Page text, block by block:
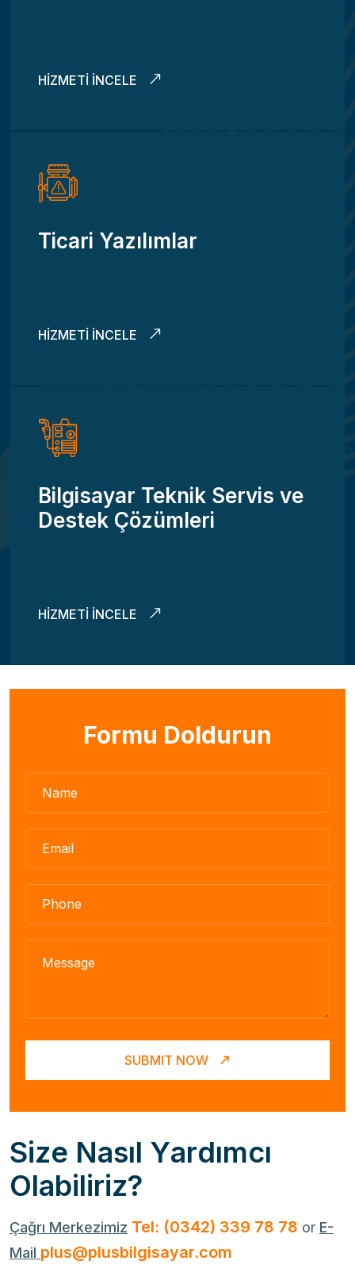
HIZMETI İNCELE
Ticari Yazılımlar
HIZMETI İNCELE
Bilgisayar Teknik Servis ve
Destek Çözümleri
HIZMETI İNCELE
Formu Doldurun
SUBMIT NOW
Size Nasıl Yardımcı
Olabiliriz?
Çağrı Merkezimiz Tel: (0342) 339 78 78 or E-
Mail plus@plusbilgisayar.com